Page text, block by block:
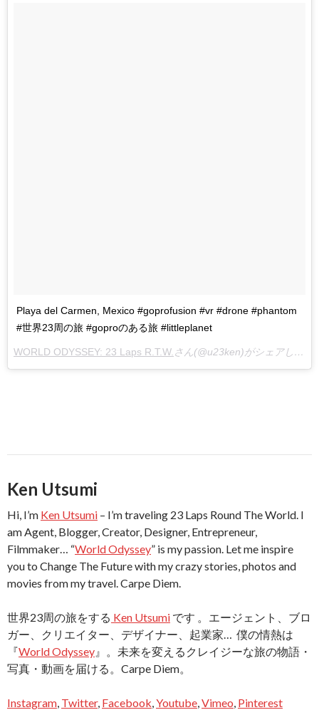
Playa del Carmen, Mexico #goprofusion #vr #drone #phantom
#世界23周の旅 #goproのある旅 #littleplanet
WORLD ODYSSEY: 23 Laps R.T.W. さん(@u23ken)がシェアした投稿 –
Ken Utsumi
Hi, I’m Ken Utsumi – I’m traveling 23 Laps Round The World. I
am Agent, Blogger, Creator, Designer, Entrepreneur,
Filmmaker… “World Odyssey” is my passion. Let me inspire
you to Change The Future with my crazy stories, photos and
movies from my travel. Carpe Diem.
世界23周の旅をする Ken Utsumi です 。エージェント、ブロ
ガー、クリエイター、デザイナー、起業家… 僕の情熱は
『World Odyssey 』。未来を変えるクレイジーな旅の物語・
写真・動画を届ける。Carpe Diem。
Instagram Twitter, Facebook Youtube Vimeo Pinterest